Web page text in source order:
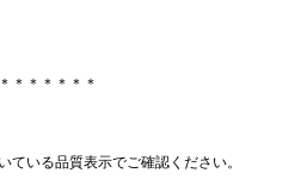
＊＊＊＊＊＊
ている品質表示でご確認ください。